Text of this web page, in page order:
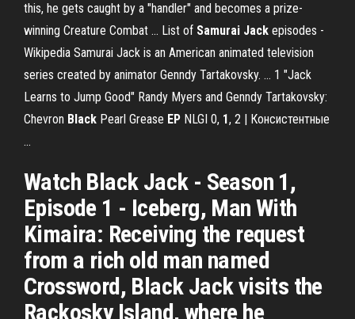
this, he gets caught by a "handler" and becomes a prize-
winning Creature Combat ... List of Samurai Jack episodes -
Wikipedia Samurai Jack is an American animated television
series created by animator Genndy Tartakovsky. ... 1 "Jack
Learns to Jump Good" Randy Myers and Genndy Tartakovsky:
Chevron Black Pearl Grease EP NLGI 0, 1, 2 | Консистентные
...
Watch Black Jack - Season 1,
Episode 1 - Iceberg, Man With
Kimaira: Receiving the request
from a rich old man named
Crossword, Black Jack visits the
Rackosky Island, where he